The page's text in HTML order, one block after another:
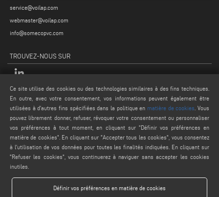
service@voilap.com
webmaster@voilap.com
info@somecopvc.com
TROUVEZ-NOUS SUR
MENTIONS LÉGALES
PRIVACY POLICY
LEGAL NOTES
COOKIE POLICY
Ce site utilise des cookies ou des technologies similaires à des fins techniques.
En outre, avec votre consentement, vos informations peuvent également être
utilisées à d'autres fins spécifiées dans la politique en matière de cookies . Vous
pouvez librement donner, refuser, révoquer votre consentement ou personnaliser
vos préférences à tout moment, en cliquant sur "Définir vos préférences en
matière de cookies". En cliquant sur "Accepter tous les cookies", vous consentez
à l'utilisation de vos données pour toutes les finalités indiquées. En cliquant sur
"Refuser les cookies", vous continuerez à naviguer sans accepter les cookies
inutiles.
Définir vos préférences en matière de cookies